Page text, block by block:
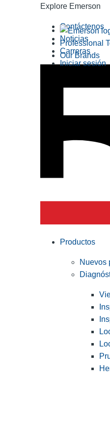
Explore Emerson
Professional
Our Brands
Contáctenos
Noticias
Carreras
Iniciar sesión
Productos
Nuevos